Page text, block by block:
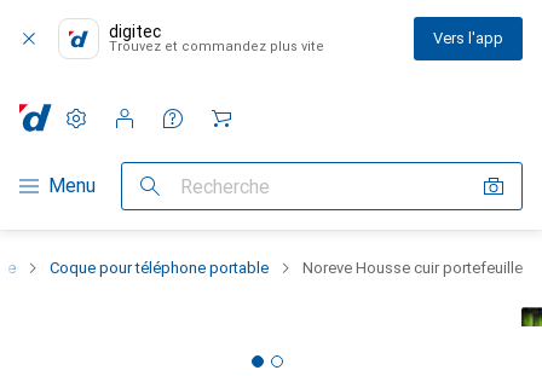
digitec
Trouvez et commandez plus vite Vers l'app
Navigation par catégorie
Menu Recherche
Paramètres
Compte client
Listes de comparaison
Listes d'envies
Panier
Coque pour téléphone portable Noreve Housse cuir portefeuille